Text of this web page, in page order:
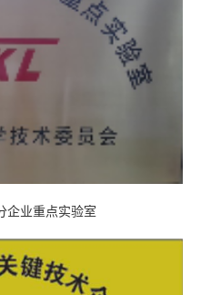
企业重点实验室